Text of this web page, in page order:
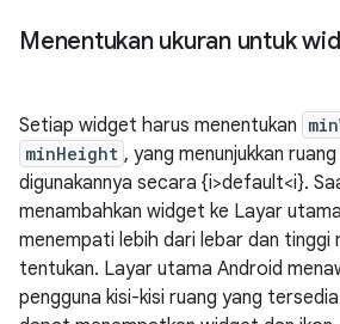
Menentukan ukuran untuk
Setiap widget harus menentukan
minHeight , yang menunjukkan
digunakannya secara {i>default<i}.
menambahkan widget ke Layar
menempati lebih dari lebar dan tinggi
tentukan. Layar utama Android
pengguna kisi-kisi ruang yang